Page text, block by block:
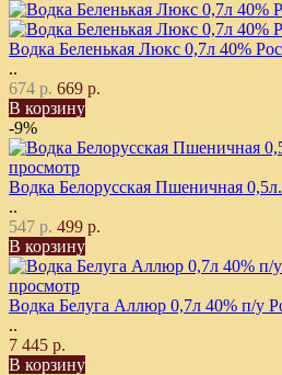
Водка Беленькая Люкс 0,7л 40%
..
674 р. 669 р.
В корзину
-9%
просмотр
Водка Белорусская Пшеничная
..
547 р. 499 р.
В корзину
просмотр
Водка Белуга Аллюр 0,7л 40% п/у
..
7 445 р.
В корзину